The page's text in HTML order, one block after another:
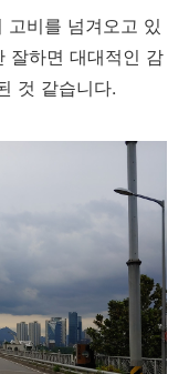
고비를 넘겨오고 있
잘하면 대대적인 감
것 같습니다.